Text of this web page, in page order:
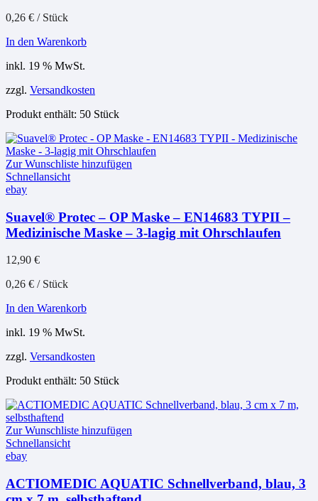
0,26 € / Stück
In den Warenkorb
inkl. 19 % MwSt.
zzgl. Versandkosten
Produkt enthält: 50 Stück
Zur Wunschliste hinzufügen
Schnellansicht
ebay
Suavel® Protec – OP Maske – EN14683 TYPII –
Medizinische Maske – 3-lagig mit Ohrschlaufen
12,90 €
0,26 € / Stück
In den Warenkorb
inkl. 19 % MwSt.
zzgl. Versandkosten
Produkt enthält: 50 Stück
Zur Wunschliste hinzufügen
Schnellansicht
ebay
ACTIOMEDIC AQUATIC Schnellverband, blau, 3